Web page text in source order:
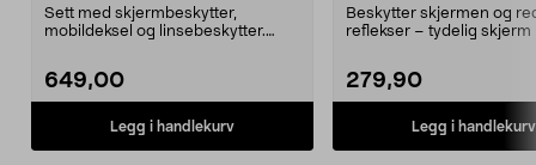
S26 Ultra
Sett med skjermbeskytter,
mobildeksel og linsebeskytter.
649,00
Legg i handlekurv
S26 Ultra
Beskytter skjermen og
reflekser – tydelig skjerm
279,90
Legg i handlekurv